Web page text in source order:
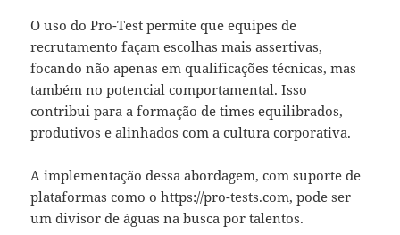
O uso do Pro-Test permite que equipes de
recrutamento façam escolhas mais assertivas,
focando não apenas em qualificações técnicas, mas
também no potencial comportamental. Isso
contribui para a formação de times equilibrados,
produtivos e alinhados com a cultura corporativa.
A implementação dessa abordagem, com suporte de
plataformas como o https://pro-tests.com, pode ser
um divisor de águas na busca por talentos.